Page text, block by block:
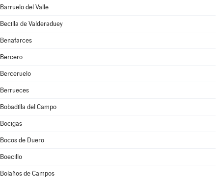
Barruelo del Valle
Becilla de Valderaduey
Benafarces
Bercero
Berceruelo
Berrueces
Bobadilla del Campo
Bocigas
Bocos de Duero
Boecillo
Bolaños de Campos